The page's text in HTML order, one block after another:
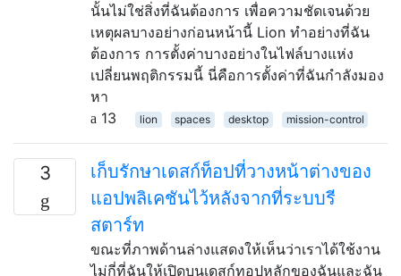
นั้นไม่ใช่สิ่งที่ฉันต้องการ เพื่อความชัดเจนด้วย
เหตุผลบางอย่างก่อนหน้านี้ Lion ทำอย่างที่ฉัน
ต้องการ การตั้งค่าบางอย่างในไฟล์บางแห่ง
เปลี่ยนพฤติกรรมนี้ นี่คือการตั้งค่าที่ฉันกำลังมอง
หา
13
lion spaces desktop mission-control
3
เก็บรักษาเดสก์ท็อปที่วางหน้าต่างของ
แอปพลิเคชันไว้หลังจากที่ระบบรี
สตาร์ท
ขณะที่ภาพด้านล่างแสดงให้เห็นว่าเราได้ใช้งาน
ไม่กี่ที่ฉันให้เปิดบนเดสก์ทอปหลักของฉันและฉัน